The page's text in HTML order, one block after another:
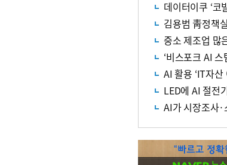
데이터이쿠 ‘코
김용범 靑정책
중소 제조업 많
‘비스포크 AI
AI 활용 ‘IT자산
LED에 AI 절전
AI가 시장조사